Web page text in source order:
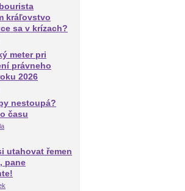
kráľovstvo
sa v krízach?
meter pri
právneho
2026
nestoupá?
času
utahovat řemen
pane